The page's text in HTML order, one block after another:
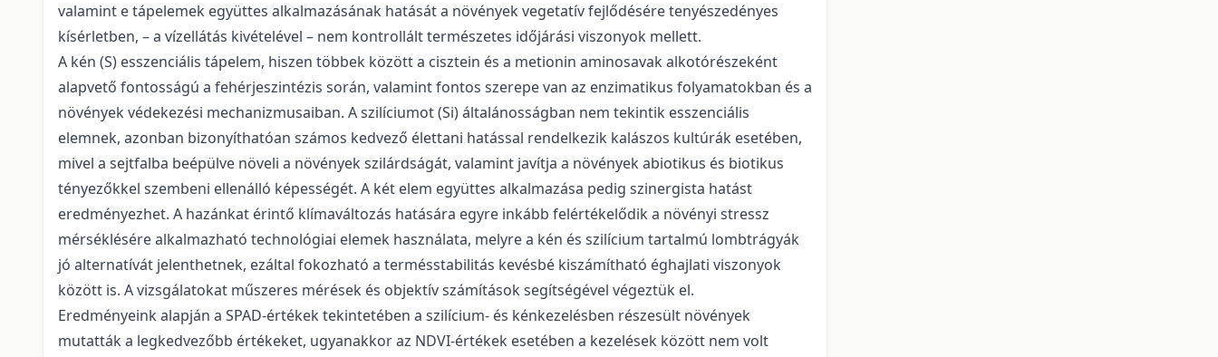
valamint e tápelemek együttes alkalmazásának hatását a növények vegetatív fejlődésére tenyészedényes
kísérletben, – a vízellátás kivételével – nem kontrollált természetes időjárási viszonyok mellett.
A kén (S) esszenciális tápelem, hiszen többek között a cisztein és a metionin aminosavak alkotórészeként
alapvető fontosságú a fehérjeszintézis során, valamint fontos szerepe van az enzimatikus folyamatokban és a
növények védekezési mechanizmusaiban. A szilíciumot (Si) általánosságban nem tekintik esszenciális
elemnek, azonban bizonyíthatóan számos kedvező élettani hatással rendelkezik kalászos kultúrák esetében,
mivel a sejtfalba beépülve növeli a növények szilárdságát, valamint javítja a növények abiotikus és biotikus
tényezőkkel szembeni ellenálló képességét. A két elem együttes alkalmazása pedig szinergista hatást
eredményezhet. A hazánkat érintő klímaváltozás hatására egyre inkább felértékelődik a növényi stressz
mérséklésére alkalmazható technológiai elemek használata, melyre a kén és szilícium tartalmú lombtrágyák
jó alternatívát jelenthetnek, ezáltal fokozható a termésstabilitás kevésbé kiszámítható éghajlati viszonyok
között is. A vizsgálatokat műszeres mérések és objektív számítások segítségével végeztük el.
Eredményeink alapján a SPAD-értékek tekintetében a szilícium- és kénkezelésben részesült növények
mutatták a legkedvezőbb értékeket, ugyanakkor az NDVI-értékek esetében a kezelések között nem volt